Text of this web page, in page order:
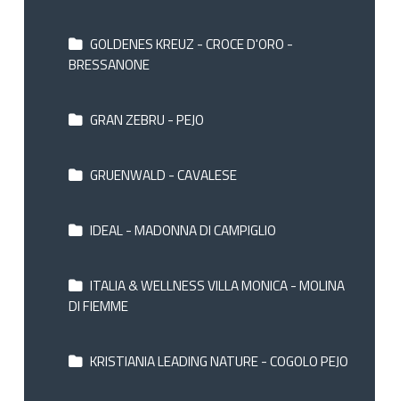
GOLDENES KREUZ - CROCE D'ORO -
BRESSANONE
GRAN ZEBRU - PEJO
GRUENWALD - CAVALESE
IDEAL - MADONNA DI CAMPIGLIO
ITALIA & WELLNESS VILLA MONICA - MOLINA
DI FIEMME
KRISTIANIA LEADING NATURE - COGOLO PEJO